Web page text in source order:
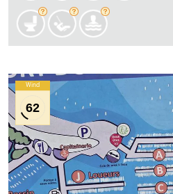
Wind
62